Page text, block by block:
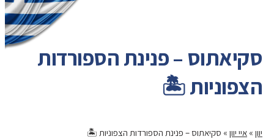
סקיאתוס – פנינת הספורדות
הצפוניות 🏝️
יוון » איי יוון » סקיאתוס – פנינת הספורדות הצפוניות 🏝️